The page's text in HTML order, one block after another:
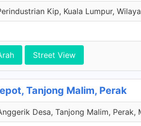
Kip, Kuala Lumpur,
Street View
Tanjong Malim, Perak
Desa, Tanjong Malim, Perak,